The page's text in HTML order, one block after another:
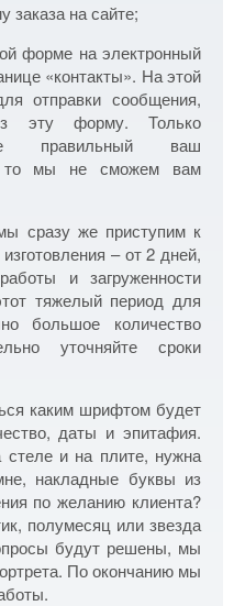
заказа на сайте;
форме на электронный
«контакты». На этой
отправки сообщения,
эту форму. Только
правильный ваш
то мы не сможем вам
сразу же приступим к
– от 2 дней,
и загруженности
тяжелый период для
большое количество
уточняйте сроки
каким шрифтом будет
даты и эпитафия.
стеле и на плите, нужна
накладные буквы из
по желанию клиента?
полумесяц или звезда
будут решены, мы
По окончанию мы